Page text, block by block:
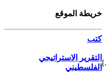
خريطة الموقع
كتب
التقرير الاستراتيجي
الفلسطيني